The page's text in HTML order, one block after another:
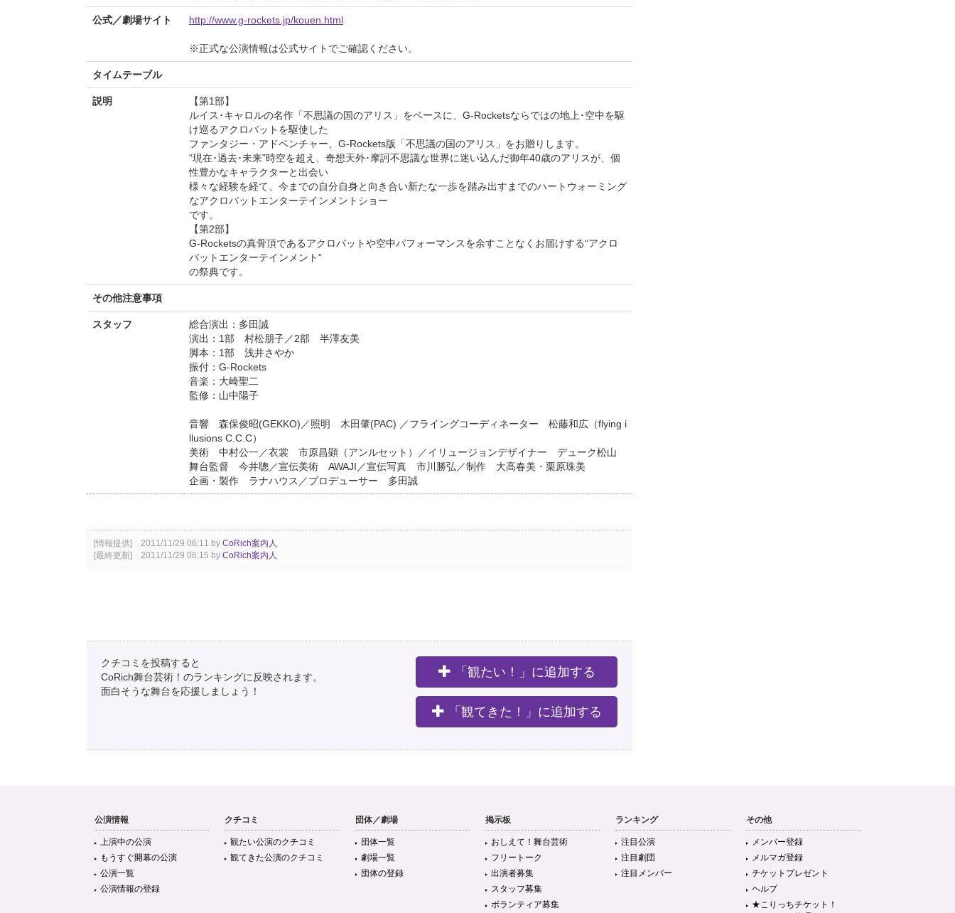
公式／劇場サイト http://www.g-rockets.jp/kouen.html
※正式な公演情報は公式サイトでご確認ください。
タイムテーブル
説明
【第1部】
ルイス･キャロルの名作「不思議の国のアリス」をベースに、G-Rocketsならではの地上･空中を駆
け巡るアクロバットを駆使した
ファンタジー・アドベンチャー、G-Rockets版「不思議の国のアリス」をお贈りします。
“現在･過去･未来”時空を超え、奇想天外･摩訶不思議な世界に迷い込んだ御年40歳のアリスが、個
性豊かなキャラクターと出会い
様々な経験を経て、今までの自分自身と向き合い新たな一歩を踏み出すまでのハートウォーミング
なアクロバットエンターテインメントショー
です。
【第2部】
G-Rocketsの真骨頂であるアクロバットや空中パフォーマンスを余すことなくお届けする“アクロ
バットエンターテインメント”
の祭典です。
その他注意事項
スタッフ
総合演出：多田誠
演出：1部 村松朋子／2部 半澤友美
脚本：1部 浅井さやか
振付：G-Rockets
音楽：大崎聖二
監修：山中陽子
音響 森保俊昭(GEKKO)／照明 木田肇(PAC) ／フライングコーディネーター 松藤和広（flying i
llusions C.C.C）
美術 中村公一／衣裳 市原昌顕（アンルセット）／イリュージョンデザイナー デューク松山
舞台監督 今井聰／宣伝美術 AWAJI／宣伝写真 市川勝弘／制作 大高春美・栗原珠美
企画・製作 ラナハウス／プロデューサー 多田誠
[情報提供] 2011/11/29 06:11 by CoRich案内人
[最終更新] 2011/11/29 06:15 by CoRich案内人
クチコミを投稿すると
CoRich舞台芸術！のランキングに反映されます。
面白そうな舞台を応援しましょう！
「観たい！」に追加する
「観てきた！」に追加する
公演情報
上演中の公演
もうすぐ開幕の公演
公演一覧
公演情報の登録
クチコミ
観たい公演のクチコミ
観てきた公演のクチコミ
団体／劇場
団体一覧
劇場一覧
団体の登録
掲示板
おしえて！舞台芸術
フリートーク
出演者募集
スタッフ募集
ボランティア募集
ランキング
注目公演
注目劇団
注目メンバー
その他
メンバー登録
メルマガ登録
チケットプレゼント
ヘルプ
★こりっちチケット！